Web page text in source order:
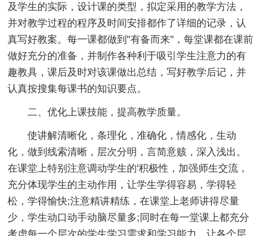
及学生的实际，设计课的类型，拟定采用的教学方法，
并对教学过程的程序及时间安排都作了详细的记录，认
真写好教案。每一课都做到"有备而来"，每堂课都在课前
做好充分的准备，并制作各种利于吸引学生注意力的有
趣教具，课后及时对该课做出总结，写好教学后记，并
认真按搜集每课书的知识要点。
二、优化上课技能，提高教学质量。
使讲解清晰化，条理化，准确化，情感化，生动
化，做到线索清晰，层次分明，言简意赅，深入浅出。
在课堂上特别注意调动学生的'积极性，加强师生交流，
充分体现学生的主动作用，让学生学得容易，学得轻
松，学得愉快;注意精讲精练，在课堂上老师讲得尽量
少，学生动口动手动脑尽量多;同时在每一堂课上都充分